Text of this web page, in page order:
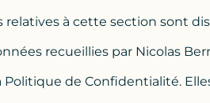
relatives à cette section sont
recueillies par Nicolas
Politique de Confidentialité.